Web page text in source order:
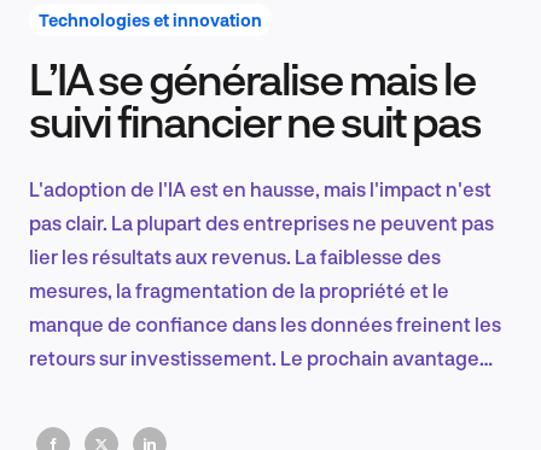
Recherche et conception produit
Tendances sectorielles
EN
Technologies et innovation
L’IA se généralise mais le
suivi financier ne suit pas
L'adoption de l'IA est en hausse, mais l'impact n'est
pas clair. La plupart des entreprises ne peuvent pas
lier les résultats aux revenus. La faiblesse des
mesures, la fragmentation de la propriété et le
manque de confiance dans les données freinent les
retours sur investissement. Le prochain avantage
de traiter l'IA comme un produit commercial avec une